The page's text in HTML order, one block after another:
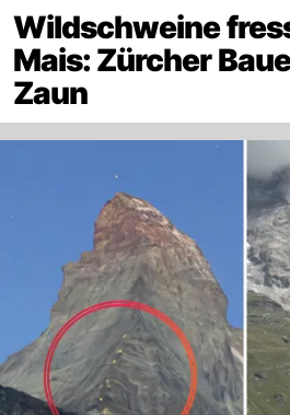
Wildschweine
Mais: Zürcher
Zaun